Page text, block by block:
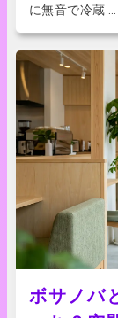
に無音で冷蔵 …
ボサノバ